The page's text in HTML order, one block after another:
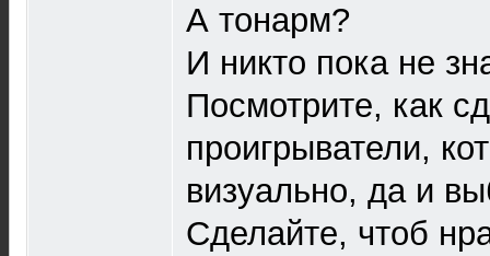
А тонарм?
И никто пока не
Посмотрите, как
проигрыватели,
визуально, да и
Сделайте, чтоб